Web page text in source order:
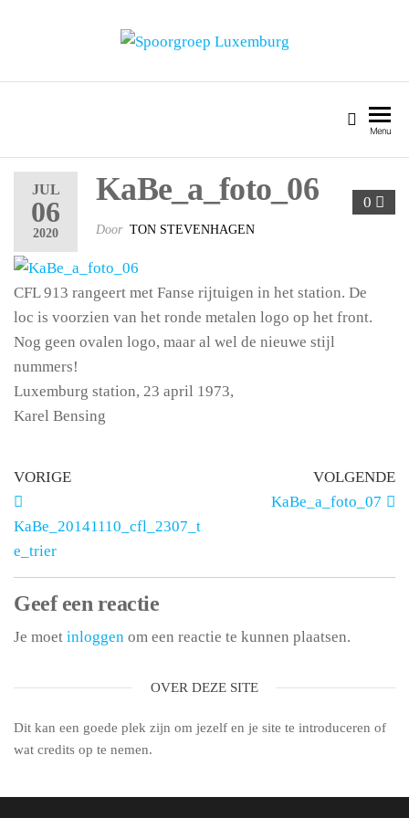
Menu
JUL
06
2020
0
KaBe_a_foto_06
Door TON STEVENHAGEN
CFL 913 rangeert met Fanse rijtuigen in het station. De
loc is voorzien van het ronde metalen logo op het front.
Nog geen ovalen logo, maar al wel de nieuwe stijl
nummers!
Luxemburg station, 23 april 1973,
Karel Bensing
VORIGE
KaBe_20141110_cfl_2307_t
e_trier
VOLGENDE
KaBe_a_foto_07
Geef een reactie
Je moet inloggen om een reactie te kunnen plaatsen.
OVER DEZE SITE
Dit kan een goede plek zijn om jezelf en je site te introduceren of
wat credits op te nemen.